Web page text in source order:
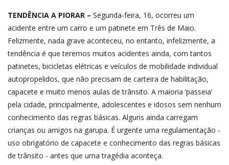
TENDÊNCIA A PIORAR – Segunda-feira, 16, ocorreu um
acidente entre um carro e um patinete em Três de Maio.
Felizmente, nada grave aconteceu, no entanto, infelizmente, a
tendência é que teremos muitos acidentes ainda, com tantos
patinetes, bicicletas elétricas e veículos de mobilidade individual
autopropelidos, que não precisam de carteira de habilitação,
capacete e muito menos aulas de trânsito. A maioria ‘passeia’
pela cidade, principalmente, adolescentes e idosos sem nenhum
conhecimento das regras básicas. Alguns ainda carregam
crianças ou amigos na garupa. É urgente uma regulamentação -
uso obrigatório de capacete e conhecimento das regras básicas
de trânsito - antes que uma tragédia aconteça.